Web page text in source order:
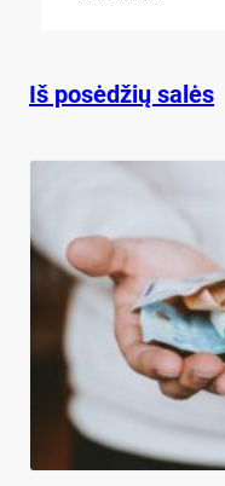
Iš posėdžių salės